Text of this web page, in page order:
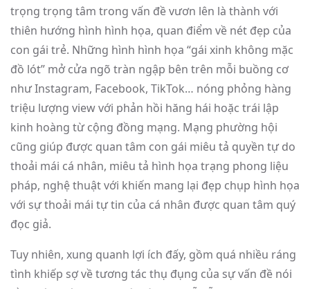
trọng trọng tâm trong vấn đề vươn lên là thành với
thiên hướng hình hình họa, quan điểm về nét đẹp của
con gái trẻ. Những hình hình họa “gái xinh không mặc
đồ lót” mở cửa ngõ tràn ngập bên trên mỗi buồng cơ
như Instagram, Facebook, TikTok… nóng phỏng hàng
triệu lượng view với phản hồi hăng hái hoặc trái lập
kinh hoàng từ cộng đồng mạng. Mạng phường hội
cũng giúp được quan tâm con gái miêu tả quyền tự do
thoải mái cá nhân, miêu tả hình họa trạng phong liệu
pháp, nghệ thuật với khiến mang lại đẹp chụp hình họa
với sự thoải mái tự tin của cá nhân được quan tâm quý
đọc giả.
Tuy nhiên, xung quanh lợi ích đấy, gồm quá nhiều ráng
tình khiếp sợ về tương tác thụ đụng của sự vấn đề nói